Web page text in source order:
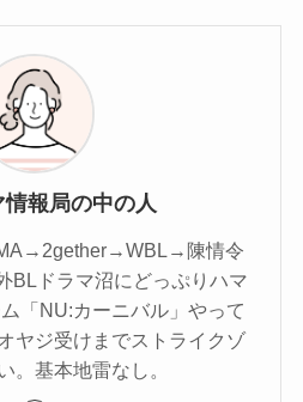
報局の中の人
陳情令
BLドラマ沼にどっぷりハマ
「NU:カーニバル」やって
ヤジ受けまでストライクゾ
。基本地雷なし。